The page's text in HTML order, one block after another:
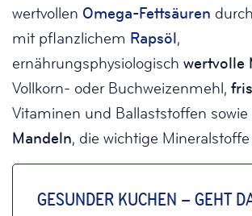
wertvollen Omega-Fettsäuren durch
mit pflanzlichem Rapsöl,
ernährungsphysiologisch wertvolle
Vollkorn- oder Buchweizenmehl,
Vitaminen und Ballaststoffen sowie
Mandeln, die wichtige
GESUNDER KUCHEN – GEHT